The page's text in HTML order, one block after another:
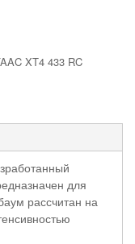
XT4 433 RC
для
рассчитан на